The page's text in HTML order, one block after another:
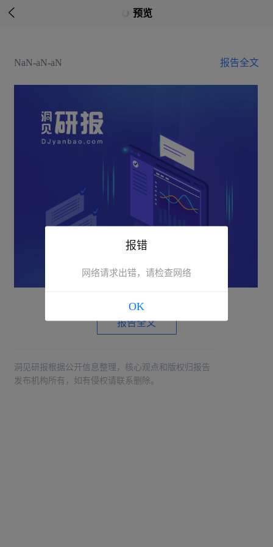
 预览
NaN-aN-aN 报告全文
报告全文
洞见研报根据公开信息整理，核心观点和版权归报告
发布机构所有，如有侵权请联系删除。
报错
网络请求出错，请检查网络
OK